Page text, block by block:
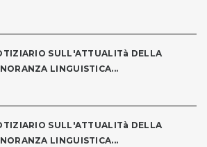
SULL'ATTUALITà DELLA
LINGUISTICA...
SULL'ATTUALITà DELLA
LINGUISTICA...